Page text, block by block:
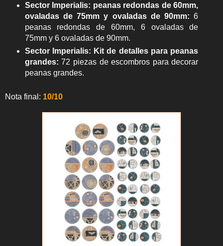
Sector Imperialis: peanas redondas de 60mm,
ovaladas de 75mm y ovaladas de 90mm:6
peanas redondas de 60mm, 6 ovaladas de
75mm y 6 ovaladas de 90mm.
Sector Imperialis: Kit de detalles para peanas
grandes:72 piezas de escombros para decorar
peanas grandes.
Nota final: 10/10